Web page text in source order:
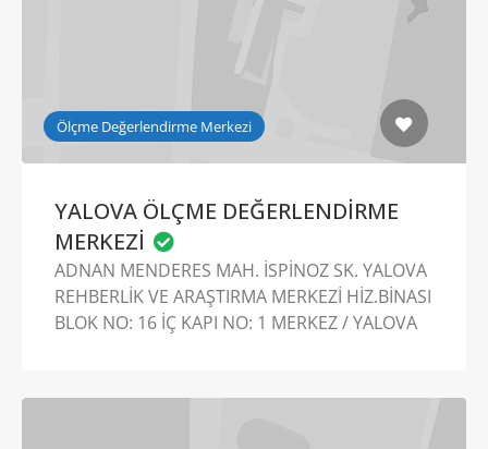
Ölçme Değerlendirme Merkezi
YALOVA ÖLÇME DEĞERLENDİRME
MERKEZİ
ADNAN MENDERES MAH. İSPİNOZ SK. YALOVA
REHBERLİK VE ARAŞTIRMA MERKEZİ HİZ.BİNASI
BLOK NO: 16 İÇ KAPI NO: 1 MERKEZ / YALOVA